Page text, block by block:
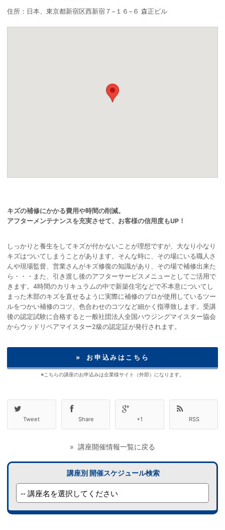
住所：日本、東京都新宿区西新宿７−１６−６ 森正ビル
キズの補修にかかる費用や時間の削減。
アフターメンテナンスを充実させて、お客様の信用度もUP！
しっかりと養生をしてキズが付かないことが理想ですが、大なり小なり
キズはついてしまうことがあります。そんな時に、その場にいる職人さ
んや現場監督、営業さんがキズ修復の知識があり、その場で補修出来た
ら・・・また、引き渡し後のアフターサービスメニューとしてご活用で
きます。4時間のカリキュラムの中で新築住宅などで不本意についてし
まった木部のキズを直せるように実際に補修のプロが使用しているツー
ルをつかい補修のコツ、色合わせのコツなど細かく指導致します。受講
後の認定試験に合格すると一般社団法人全国ハウジングマイスター協会
からウッドリペアマイスター2級の認定証が発行されます。
» お申込みはこちら
※こちらの講座のお申込みは企業様サイト（外部）になります。
Tweet Share +1 RSS
» 講座開催情報一覧に戻る
講座別 開催スケジュール検索